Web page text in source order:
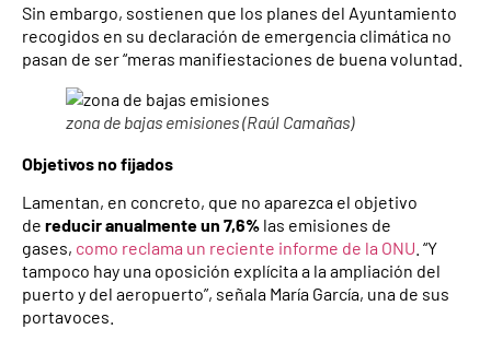
Sin embargo, sostienen que los planes del Ayuntamiento
recogidos en su declaración de emergencia climática no
pasan de ser “meras manifiestaciones de buena voluntad.
zona de bajas emisiones (Raúl Camañas)
Objetivos no fijados
Lamentan, en concreto, que no aparezca el objetivo
de reducir anualmente un 7,6% las emisiones de
gases, como reclama un reciente informe de la ONU . “Y
tampoco hay una oposición explícita a la ampliación del
puerto y del aeropuerto”, señala María García, una de sus
portavoces.